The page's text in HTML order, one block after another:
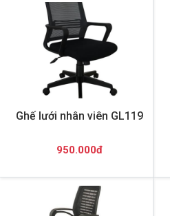
Ghế lưới nhân viên GL119
950.000đ